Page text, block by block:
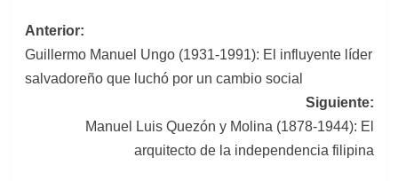
Navegación
de
entradas
Anterior:
Guillermo Manuel Ungo (1931-1991): El influyente líder
salvadoreño que luchó por un cambio social
Siguiente:
Manuel Luis Quezón y Molina (1878-1944): El
arquitecto de la independencia filipina